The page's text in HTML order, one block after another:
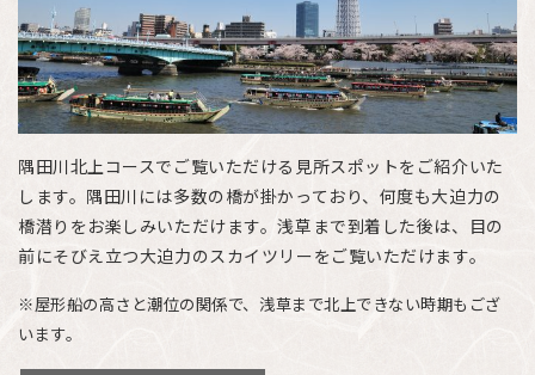
隅田川北上コースでご覧いただける見所スポットをご紹介いた
します。隅田川には多数の橋が掛かっており、何度も大迫力の
橋潜りをお楽しみいただけます。浅草まで到着した後は、目の
前にそびえ立つ大迫力のスカイツリーをご覧いただけます。
※屋形船の高さと潮位の関係で、浅草まで北上できない時期もござ
います。